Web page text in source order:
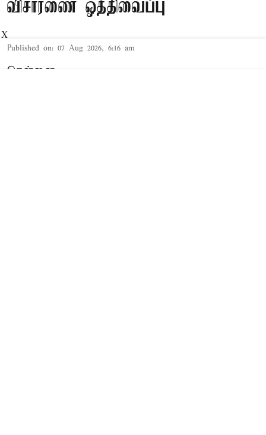
விசாரணை ஒத்திவைப்பு
Published on: 07 Aug 2026, 6:16 am
சென்னை,
X